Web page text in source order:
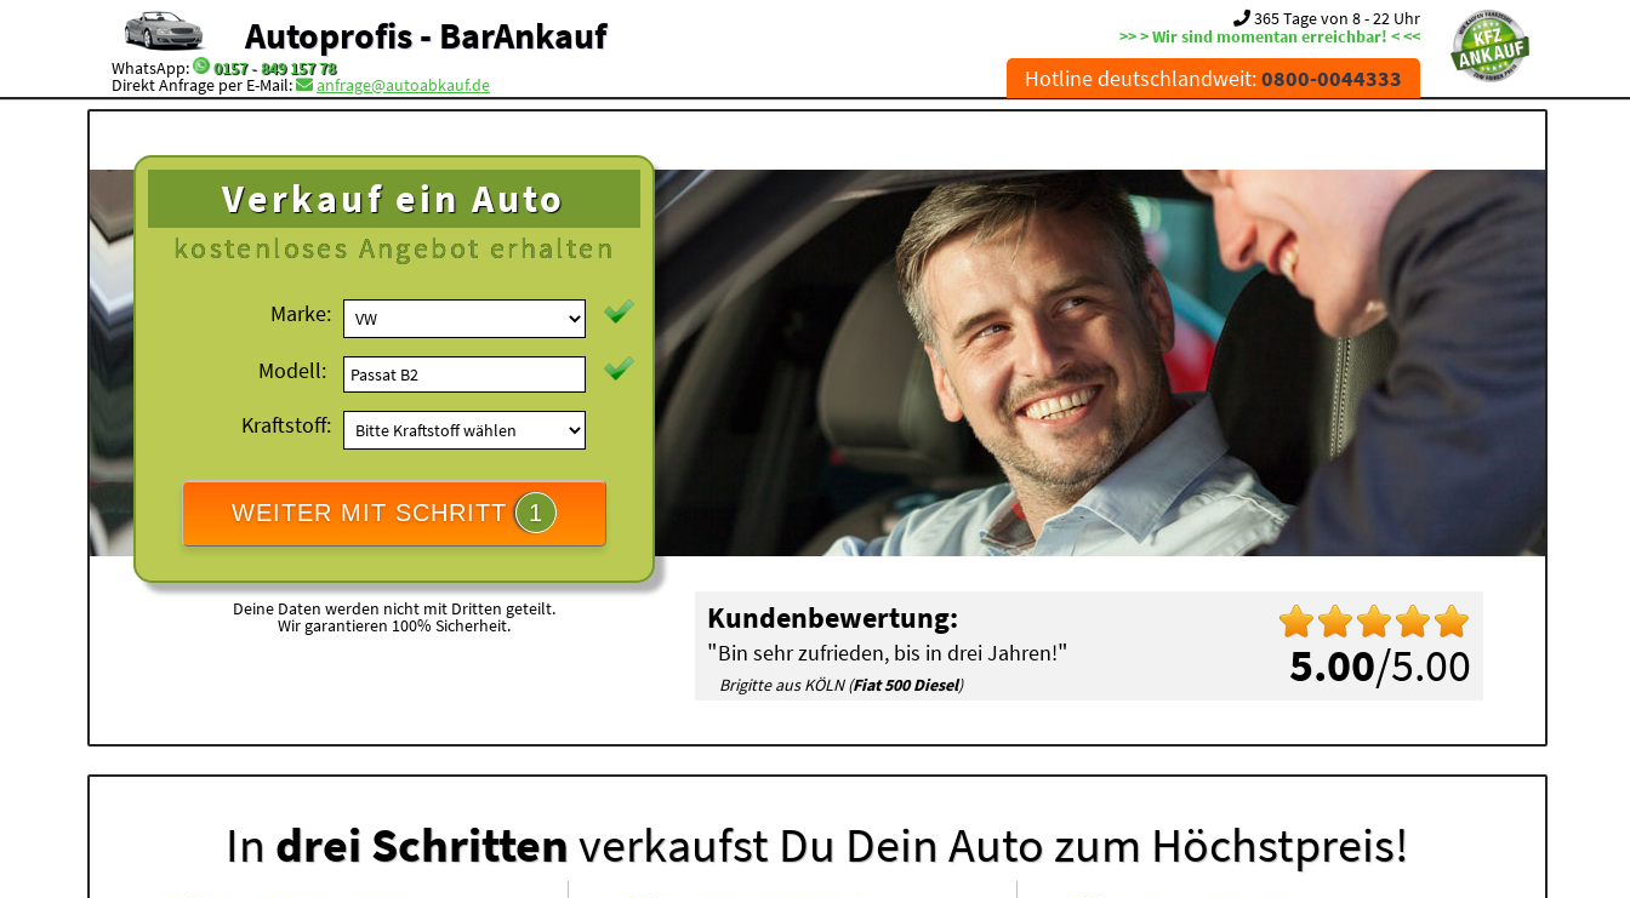
Autoprofis - BarAnkauf
WhatsApp: 0157 - 849 157 78
Direkt Anfrage per E-Mail: anfrage@autoabkauf.de
365 Tage von 8 - 22 Uhr
>> > Wir sind momentan erreichbar! < <<
Hotline deutschlandweit:0800-0044333
Verkauf ein Auto
kostenloses Angebot erhalten
Marke:
Modell:
Kraftstoff:
WEITER MIT SCHRITT 1
Deine Daten werden nicht mit Dritten geteilt.
Wir garantieren 100% Sicherheit.
5.00/5.00
Kundenbewertung:
"Bin sehr zufrieden, bis in drei Jahren!"
Brigitte aus KÖLN (Fiat 500 Diesel)
In drei Schrittenverkaufst Du Dein Auto zum Höchstpreis!